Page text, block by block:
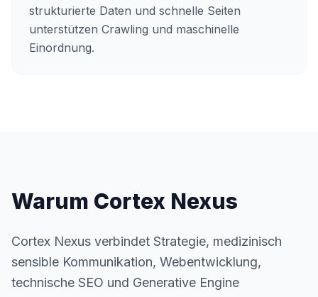
strukturierte Daten und schnelle Seiten
unterstützen Crawling und maschinelle
Einordnung.
Warum Cortex Nexus
Cortex Nexus verbindet Strategie, medizinisch
sensible Kommunikation, Webentwicklung,
technische SEO und Generative Engine